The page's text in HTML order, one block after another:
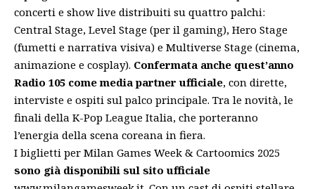
concerti e show live distribuiti su quattro palchi:
Central Stage, Level Stage (per il gaming), Hero Stage
(fumetti e narrativa visiva) e Multiverse Stage (cinema,
animazione e cosplay). Confermata anche quest’anno
Radio 105 come media partner ufficiale, con dirette,
interviste e ospiti sul palco principale. Tra le novità, le
finali della K-Pop League Italia, che porteranno
l’energia della scena coreana in fiera.
I biglietti per Milan Games Week & Cartoomics 2025
sono già disponibili sul sito ufficiale